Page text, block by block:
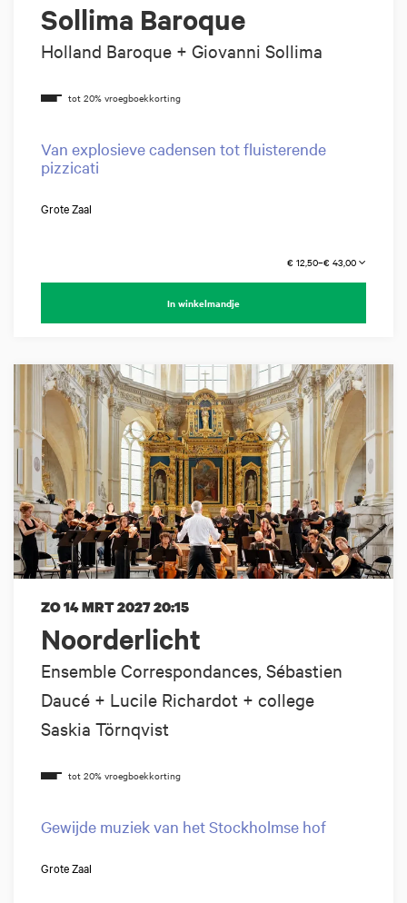
Sollima Baroque
Holland Baroque + Giovanni Sollima
Van explosieve cadensen tot fluisterende
pizzicati
Grote Zaal
€ 12,50–€ 43,00
In winkelmandje
Noorderlicht
Ensemble Correspondances, Sébastien
Daucé + Lucile Richardot + college
Saskia Törnqvist
ZO 14 MRT 202720:15
Gewijde muziek van het Stockholmse hof
Grote Zaal